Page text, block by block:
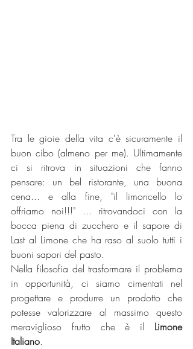
Tra le gioie della vita c'è sicuramente il
buon cibo (almeno per me). Ultimamente
ci si ritrova in situazioni che fanno
pensare: un bel ristorante, una buona
cena... e alla fine, "il limoncello lo
offriamo noi!!!" ... ritrovandoci con la
bocca piena di zucchero e il sapore di
Last al Limone che ha raso al suolo tutti i
buoni sapori del pasto.
Nella filosofia del trasformare il problema
in opportunità, ci siamo cimentati nel
progettare e produrre un prodotto che
potesse valorizzare al massimo questo
meraviglioso frutto che è il Limone
Italiano.